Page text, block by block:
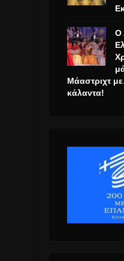
Ο
Μάαστριχτ
κάλαντα!